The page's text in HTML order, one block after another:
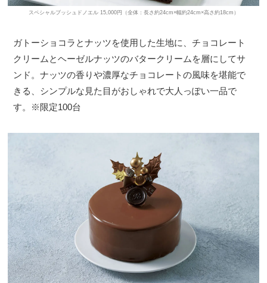
スペシャルブッシュドノエル 15,000円（全体：長さ約24cm×幅約24cm×高さ約18cm）
ガトーショコラとナッツを使用した生地に、チョコレート
クリームとヘーゼルナッツのバタークリームを層にしてサ
ンド。ナッツの香りや濃厚なチョコレートの風味を堪能で
きる、シンプルな見た目がおしゃれで大人っぽい一品で
す。※限定100台